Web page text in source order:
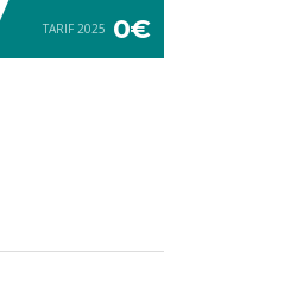
TARIF 2025 0€